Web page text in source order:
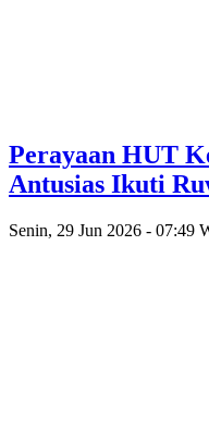
Perayaan HUT
Antusias Ikuti
Senin, 29 Jun 2026 - 07:49